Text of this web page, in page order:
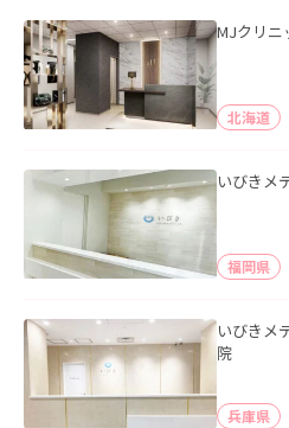
MJクリニ
北海道
いびきメ
福岡県
いびきメ
院
兵庫県